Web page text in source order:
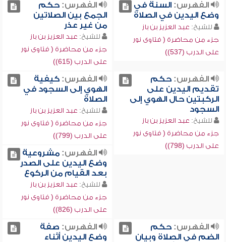
الفهرس:السنة في
وضع اليدين في الصلاة
للشيخ: عبد العزيز بن باز
جزء من محاضرة ( فتاوى نور
على الدرب (537))
الفهرس:حكم
الجمع بين الصلاتين
من غير عذر
للشيخ: عبد العزيز بن باز
جزء من محاضرة ( فتاوى نور
على الدرب (615))
الفهرس:حكم
تقديم اليدين على
الركبتين حال الهوي إلى
السجود
للشيخ: عبد العزيز بن باز
جزء من محاضرة ( فتاوى نور
على الدرب (798))
الفهرس:كيفية
الهوي إلى السجود في
الصلاة
للشيخ: عبد العزيز بن باز
جزء من محاضرة ( فتاوى نور
على الدرب (799))
الفهرس:مشروعية
وضع اليدين على الصدر
بعد القيام من الركوع
للشيخ: عبد العزيز بن باز
جزء من محاضرة ( فتاوى نور
على الدرب (826))
الفهرس:حكم
الضم في الصلاة وبيان
الفهرس: صفة
وضع اليدين أثناء